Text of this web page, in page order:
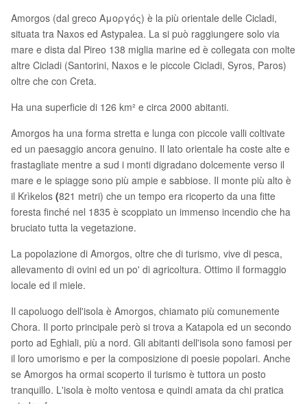
Amorgos (dal greco Αμοργός) è la più orientale delle Cicladi,
situata tra Naxos ed Astypalea. La si può raggiungere solo via
mare e dista dal Pireo 138 miglia marine ed è collegata con molte
altre Cicladi (Santorini, Naxos e le piccole Cicladi, Syros, Paros)
oltre che con Creta.
Ha una superficie di 126 km² e circa 2000 abitanti.
Amorgos ha una forma stretta e lunga con piccole valli coltivate
ed un paesaggio ancora genuino. Il lato orientale ha coste alte e
frastagliate mentre a sud i monti digradano dolcemente verso il
mare e le spiagge sono più ampie e sabbiose. Il monte più alto è
il Krìkelos (821 metri) che un tempo era ricoperto da una fitte
foresta finché nel 1835 è scoppiato un immenso incendio che ha
bruciato tutta la vegetazione.
La popolazione di Amorgos, oltre che di turismo, vive di pesca,
allevamento di ovini ed un po' di agricoltura. Ottimo il formaggio
locale ed il miele.
Il capoluogo dell'isola è Amorgos, chiamato più comunemente
Chora. Il porto principale però si trova a Katapola ed un secondo
porto ad Eghiali, più a nord. Gli abitanti dell'isola sono famosi per
il loro umorismo e per la composizione di poesie popolari. Anche
se Amorgos ha ormai scoperto il turismo è tuttora un posto
tranquillo. L'isola è molto ventosa e quindi amata da chi pratica